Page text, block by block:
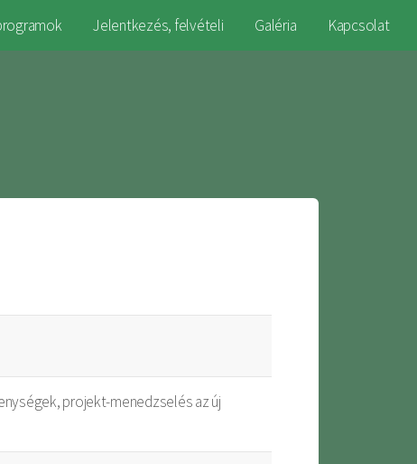
Jelentkezés, felvételi Galéria Kapcsolat
projekt-menedzselés az új